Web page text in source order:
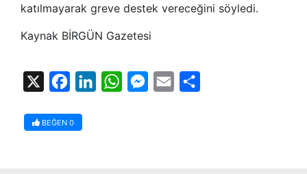
katılmayarak greve destek vereceğini söyledi.
Kaynak BİRGÜN Gazetesi
FacebookLinkedInWhatsAppMessenger
Email
BEĞEN 0